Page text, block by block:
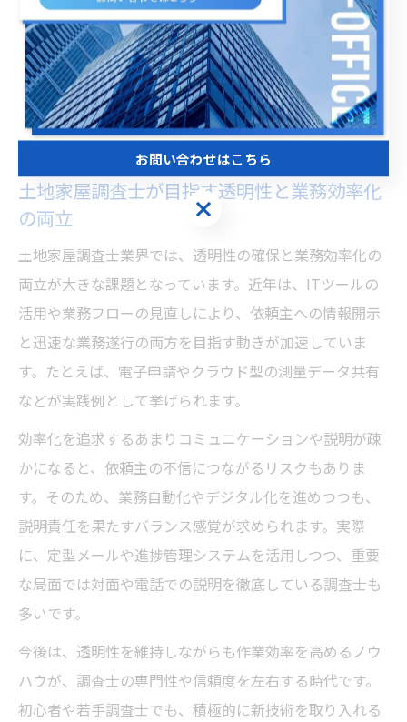
ースも報告されています。
土地家屋調査士の権限や職責についても、依頼主に正し
く理解してもらうことが重要です。委任手続きの透明性
を高めることで、依頼主との信頼関係がより強固になり
ます。
土地家屋調査士が目指す透明性と業務効率化
の両立
土地家屋調査士業界では、透明性の確保と業務効率化の
両立が大きな課題となっています。近年は、ITツールの
活用や業務フローの見直しにより、依頼主への情報開示
と迅速な業務遂行の両方を目指す動きが加速していま
す。たとえば、電子申請やクラウド型の測量データ共有
などが実践例として挙げられます。
効率化を追求するあまりコミュニケーションや説明が疎
かになると、依頼主の不信につながるリスクもありま
す。そのため、業務自動化やデジタル化を進めつつも、
説明責任を果たすバランス感覚が求められます。実際
に、定型メールや進捗管理システムを活用しつつ、重要
な局面では対面や電話での説明を徹底している調査士も
多いです。
今後は、透明性を維持しながらも作業効率を高めるノウ
ハウが、調査士の専門性や信頼度を左右する時代です。
初心者や若手調査士でも、積極的に新技術を取り入れる
お問い合わせはこちら
お問い合わせはこちら